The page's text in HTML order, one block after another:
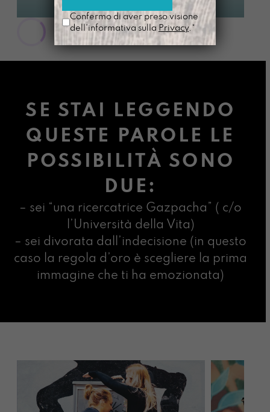
SE STAI LEGGENDO
QUESTE PAROLE LE
POSSIBILITÀ SONO
DUE:
– sei “una ricercatrice Gazpacha” ( c/o
l’Università della Vita)
– sei divorata dall’indecisione (in questo
caso la regola d’oro è scegliere la prima
immagine che ti ha emozionata)
Confermo di aver preso visione
dell'informativa sulla Privacy.*